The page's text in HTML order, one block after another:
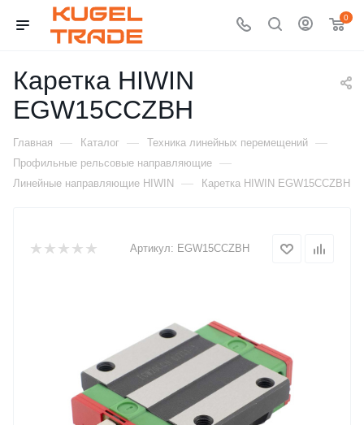
0
Каретка HIWIN
EGW15CCZBH
Главная — Каталог — Техника линейных перемещений —
Профильные рельсовые направляющие —
Линейные направляющие HIWIN — Каретка HIWIN EGW15CCZBH
Артикул: EGW15CCZBH